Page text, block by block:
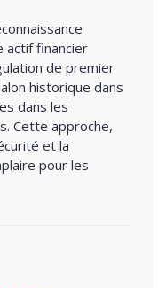
actif financier
de premier
historique dans
dans les
Cette approche,
et la
pour les